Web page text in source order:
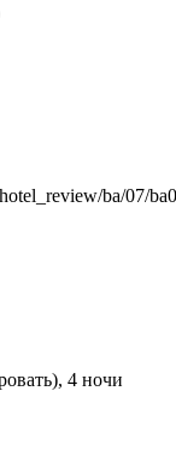
4 ночи